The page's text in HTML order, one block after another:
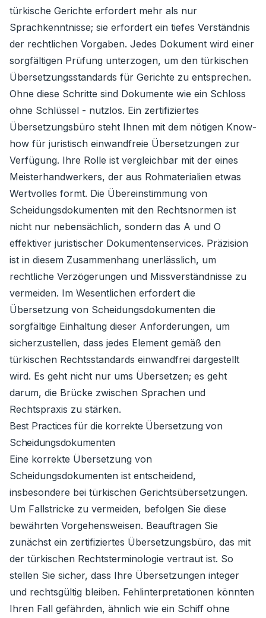
türkische Gerichte erfordert mehr als nur
Sprachkenntnisse; sie erfordert ein tiefes Verständnis
der rechtlichen Vorgaben. Jedes Dokument wird einer
sorgfältigen Prüfung unterzogen, um den türkischen
Übersetzungsstandards für Gerichte zu entsprechen.
Ohne diese Schritte sind Dokumente wie ein Schloss
ohne Schlüssel - nutzlos. Ein zertifiziertes
Übersetzungsbüro steht Ihnen mit dem nötigen Know-
how für juristisch einwandfreie Übersetzungen zur
Verfügung. Ihre Rolle ist vergleichbar mit der eines
Meisterhandwerkers, der aus Rohmaterialien etwas
Wertvolles formt. Die Übereinstimmung von
Scheidungsdokumenten mit den Rechtsnormen ist
nicht nur nebensächlich, sondern das A und O
effektiver juristischer Dokumentenservices. Präzision
ist in diesem Zusammenhang unerlässlich, um
rechtliche Verzögerungen und Missverständnisse zu
vermeiden. Im Wesentlichen erfordert die
Übersetzung von Scheidungsdokumenten die
sorgfältige Einhaltung dieser Anforderungen, um
sicherzustellen, dass jedes Element gemäß den
türkischen Rechtsstandards einwandfrei dargestellt
wird. Es geht nicht nur ums Übersetzen; es geht
darum, die Brücke zwischen Sprachen und
Rechtspraxis zu stärken.
Best Practices für die korrekte Übersetzung von
Scheidungsdokumenten
Eine korrekte Übersetzung von
Scheidungsdokumenten ist entscheidend,
insbesondere bei türkischen Gerichtsübersetzungen.
Um Fallstricke zu vermeiden, befolgen Sie diese
bewährten Vorgehensweisen. Beauftragen Sie
zunächst ein zertifiziertes Übersetzungsbüro, das mit
der türkischen Rechtsterminologie vertraut ist. So
stellen Sie sicher, dass Ihre Übersetzungen integer
und rechtsgültig bleiben. Fehlinterpretationen könnten
Ihren Fall gefährden, ähnlich wie ein Schiff ohne